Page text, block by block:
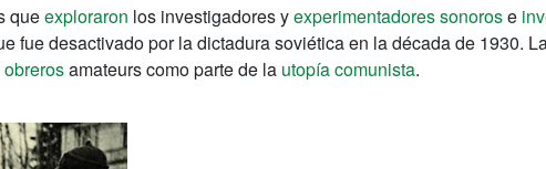
queexploraron los investigadores yexperimentadores sonorose
fue desactivado por la dictadura soviética en la década de 1930.
obrerosamateurs como parte de la utopía comunista.